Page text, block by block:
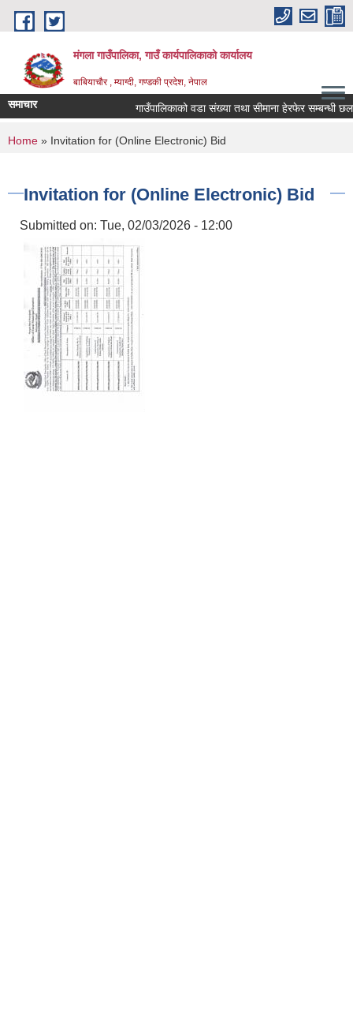
Skip to main content
मंगला गाउँपालिका, गाउँ कार्यपालिकाको कार्यालय
बाबियाचौर , म्याग्दी, गण्डकी प्रदेश, नेपाल
समाचार गाउँपालिकाको वडा संख्या तथा सीमाना हेरफेर सम्बन्धी
You are here
Home » Invitation for (Online Electronic) Bid
Invitation for (Online Electronic) Bid
Submitted on: Tue, 02/03/2026 - 12:00